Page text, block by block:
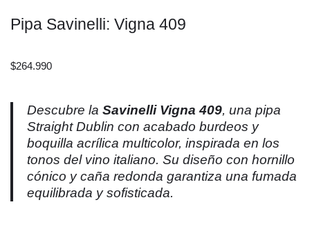
Pipa Savinelli: Vigna 409
$264.990
Descubre la Savinelli Vigna 409, una pipa
Straight Dublin con acabado burdeos y
boquilla acrílica multicolor, inspirada en los
tonos del vino italiano. Su diseño con hornillo
cónico y caña redonda garantiza una fumada
equilibrada y sofisticada.